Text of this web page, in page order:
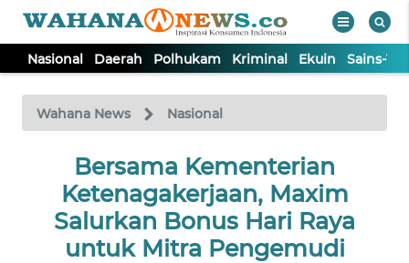
Nasional Daerah Polhukam Kriminal Ekuin Sains-
Wahana News Nasional
Bersama Kementerian
Ketenagakerjaan, Maxim
Salurkan Bonus Hari Raya
untuk Mitra Pengemudi
TV
Tutup
NASIONAL
DAERAH